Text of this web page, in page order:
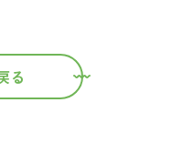
る